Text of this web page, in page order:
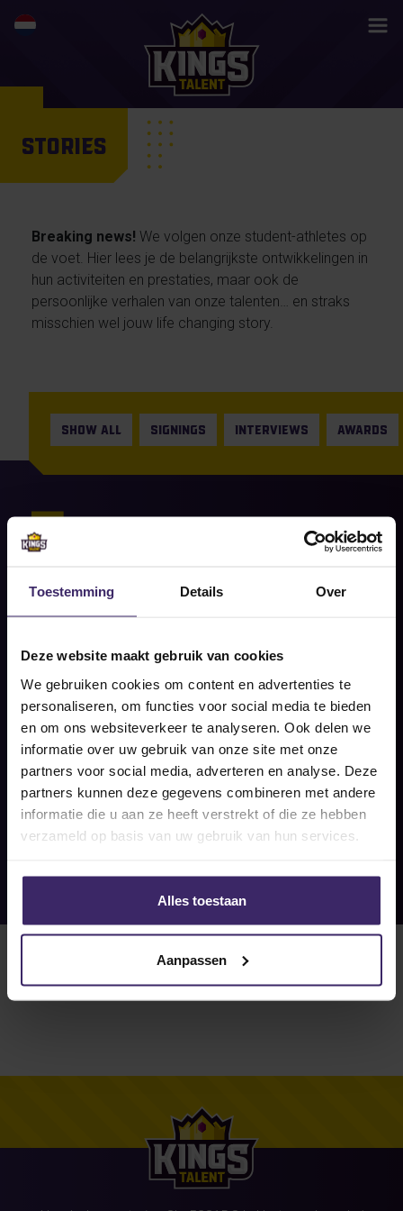
Toestemming Details Over
Deze website maakt gebruik van cookies
We gebruiken cookies om content en advertenties te
personaliseren, om functies voor social media te bieden
en om ons websiteverkeer te analyseren. Ook delen we
informatie over uw gebruik van onze site met onze
partners voor social media, adverteren en analyse. Deze
partners kunnen deze gegevens combineren met andere
informatie die u aan ze heeft verstrekt of die ze hebben
verzameld op basis van uw gebruik van hun services.
Alles toestaan
Aanpassen
STORIES
Breaking news! We volgen onze student-athletes op
de voet. Hier lees je de belangrijkste ontwikkelingen in
hun activiteiten en prestaties, maar ook de
persoonlijke verhalen van onze talenten… en straks
misschien wel jouw life changing story.
SHOW ALL SIGNINGS INTERVIEWS AWARDS
Jul
Van de Eredivisie naar de VS:
READ MORE